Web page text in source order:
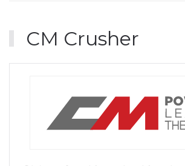
CM Crusher